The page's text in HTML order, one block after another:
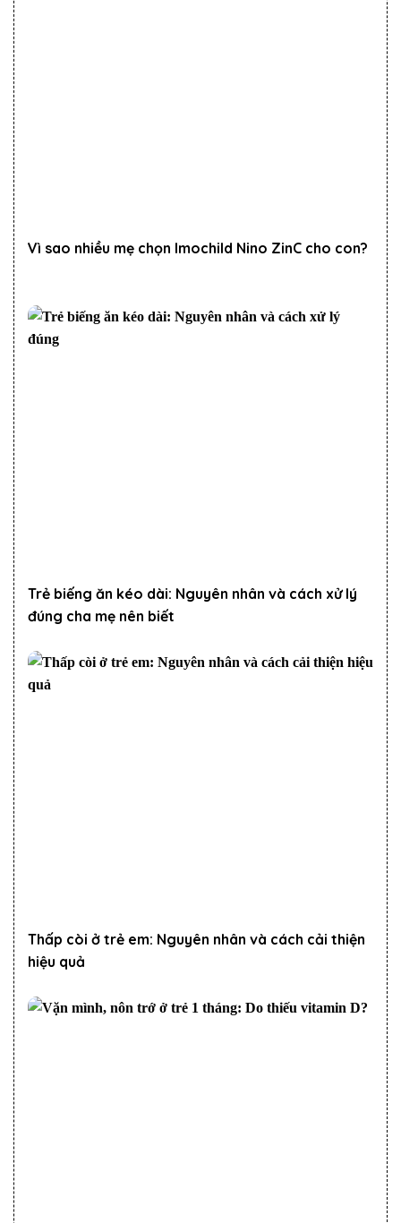
Vì sao nhiều mẹ chọn Imochild Nino ZinC cho con?
Trẻ biếng ăn kéo dài: Nguyên nhân và cách xử lý
đúng cha mẹ nên biết
Thấp còi ở trẻ em: Nguyên nhân và cách cải thiện
hiệu quả